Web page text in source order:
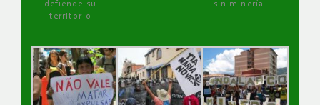
defiende su
territorio
sin minería.